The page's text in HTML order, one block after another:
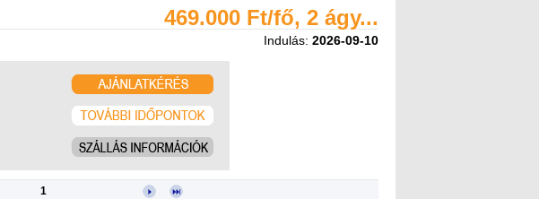
469.000 Ft/fő, 2 ágy...
Indulás: 2026-09-10
1